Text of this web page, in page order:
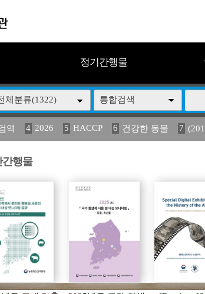
정기간행물
체분류(1322) 통합검색
역 4 2026 5 HACCP 6 건강한 동물 7
13 媛 異 14 (2013년도) 식 15 구제역 16 관
간행물